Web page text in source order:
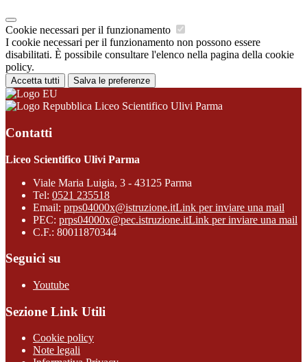
Cookie necessari per il funzionamento
I cookie necessari per il funzionamento non possono essere
disabilitati. È possibile consultare l'elenco nella pagina della cookie
policy.
Accetta tutti Salva le preferenze
Liceo Scientifico Ulivi Parma
Contatti
Liceo Scientifico Ulivi Parma
Viale Maria Luigia, 3 - 43125 Parma
Tel: 0521 235518
Email: prps04000x@istruzione.itLink per inviare una mail
PEC: prps04000x@pec.istruzione.itLink per inviare una mail
C.F.: 80011870344
Seguici su
Youtube
Sezione Link Utili
Cookie policy
Note legali